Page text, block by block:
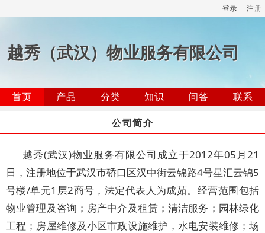
登录 注册
越秀（武汉）物业服务有限公司
首页 产品 分类 知识 问答
联系
公司简介
越秀(武汉)物业服务有限公司成立于2012年05月21
日，注册地位于武汉市硚口区汉中街云锦路4号星汇云锦5
号楼/单元1层2商号，法定代表人为成茹。经营范围包括
物业管理及咨询；房产中介及租赁；清洁服务；园林绿化
工程；房屋维修及小区市政设施维护，水电安装维修；场